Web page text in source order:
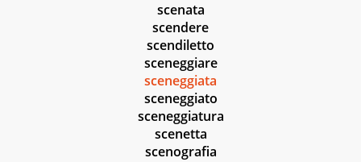
scenata
scendere
scendiletto
sceneggiare
sceneggiata
sceneggiato
sceneggiatura
scenetta
scenografia